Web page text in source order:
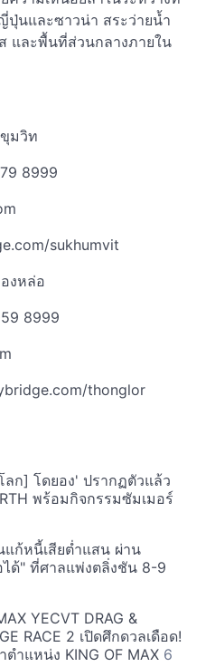
ปุ่นและซาวน่า สระว่ายน้ำ
และพื้นที่ส่วนกลางภายใน
มวิท
8999
sukhumvit
งหล่อ
8999
thonglor
ก] โดยอง' ปรากฏตัวแล้ว
พร้อมกิจกรรมซัมเมอร์
แก้หนี้เสียต่ำแสน ผ่าน
ด้" ที่ศาลแพ่งตลิ่งชัน 8-9
YECVT DRAG &
RACE 2 เปิดศึกดวลเดือด!
ำแหน่ง KING OF MAX 6